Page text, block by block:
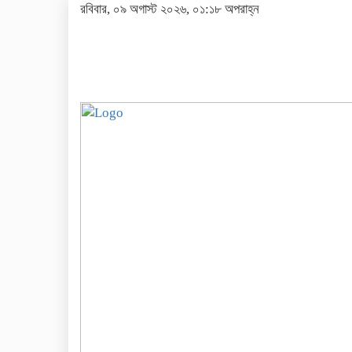
রবিবার, ০৯ অগাস্ট ২০২৬, ০১:১৮ অপরাহ্ন